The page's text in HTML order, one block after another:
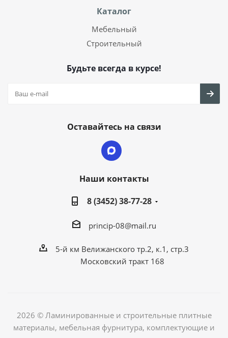
Каталог
Мебельный
Строительный
Будьте всегда в курсе!
Оставайтесь на связи
Наши контакты
8 (3452) 38-77-28
princip-08@mail.ru
5-й км Велижанского тр.2, к.1, стр.3
Московский тракт 168
2026 © Ламинированные и строительные плитные
материалы, мебельная фурнитура, комплектующие и